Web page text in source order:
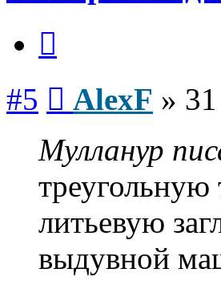
#5 AlexF »
Мулланур
треугольную
литьевую
выдувной